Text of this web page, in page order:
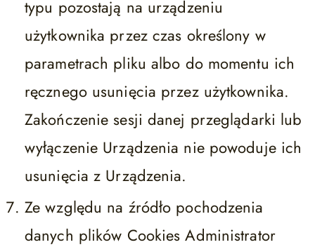
typu pozostają na urządzeniu
użytkownika przez czas określony w
parametrach pliku albo do momentu ich
ręcznego usunięcia przez użytkownika.
Zakończenie sesji danej przeglądarki lub
wyłączenie Urządzenia nie powoduje ich
usunięcia z Urządzenia.
Ze względu na źródło pochodzenia
danych plików Cookies Administrator